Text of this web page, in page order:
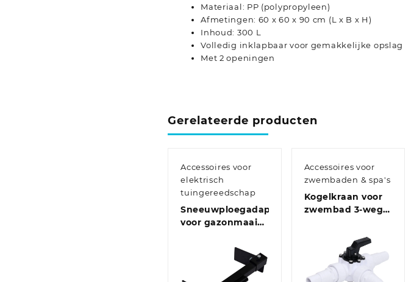
Materiaal: PP (polypropyleen)
Afmetingen: 60 x 60 x 90 cm (L x B x H)
Inhoud: 300 L
Volledig inklapbaar voor gemakkelijke opslag
Met 2 openingen
Gerelateerde producten
Accessoires voor
elektrisch
tuingereedschap
Sneeuwploegadapter
voor gazonmaaier
Accessoires voor
zwembaden & spa's
Kogelkraan voor
zwembad 3-weg